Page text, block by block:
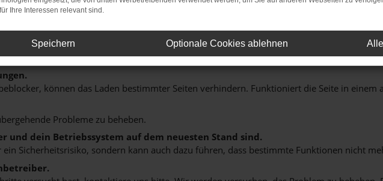
können:
Internetverbindung.
deine Suchmaschine?
können das Laden bestimmter Seiten verhindern. Funktioniert die Seite in
Probleme zu beheben.
und dein Betriebssystem auf dem neuesten Stand sind.
Sicherheitsrisiko, sondern kann auch dazu führen, dass bestimmte Funktionen nicht
Ihre Interessen relevant sind.
Speichern Optionale Cookies ablehnen